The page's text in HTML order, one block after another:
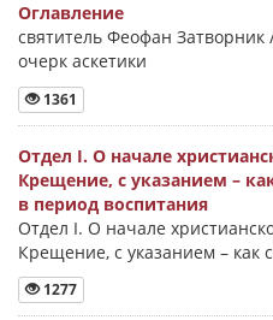
Оглавление
святитель Феофан
очерк аскетики
1361
Отдел I. О начале
Крещение, с указанием –
в период воспитания
Отдел I. О начале
Крещение, с указанием – как
1277